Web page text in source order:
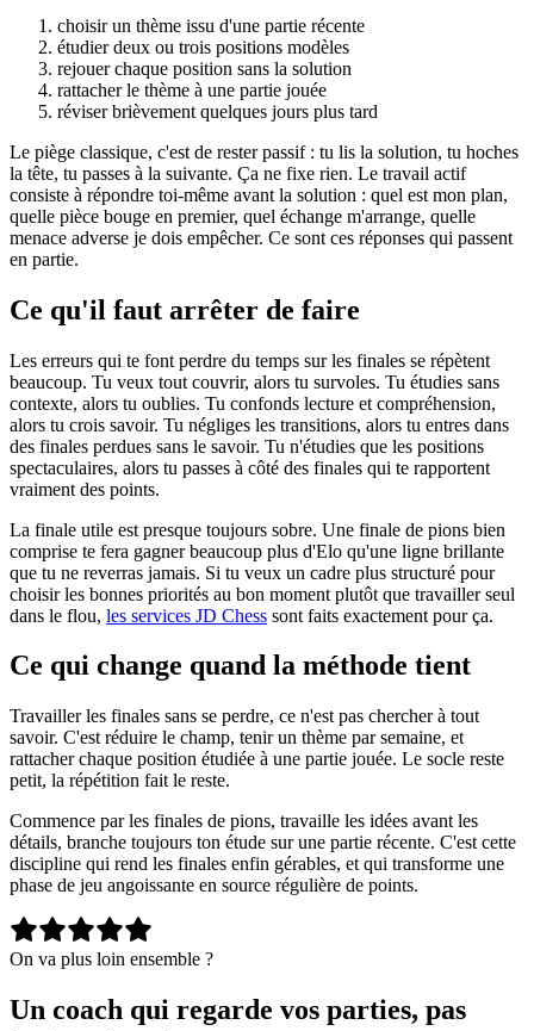
choisir un thème issu d'une partie récente
étudier deux ou trois positions modèles
rejouer chaque position sans la solution
rattacher le thème à une partie jouée
réviser brièvement quelques jours plus tard
Le piège classique, c'est de rester passif : tu lis la solution, tu hoches
la tête, tu passes à la suivante. Ça ne fixe rien. Le travail actif
consiste à répondre toi-même avant la solution : quel est mon plan,
quelle pièce bouge en premier, quel échange m'arrange, quelle
menace adverse je dois empêcher. Ce sont ces réponses qui passent
en partie.
Ce qu'il faut arrêter de faire
Les erreurs qui te font perdre du temps sur les finales se répètent
beaucoup. Tu veux tout couvrir, alors tu survoles. Tu étudies sans
contexte, alors tu oublies. Tu confonds lecture et compréhension,
alors tu crois savoir. Tu négliges les transitions, alors tu entres dans
des finales perdues sans le savoir. Tu n'étudies que les positions
spectaculaires, alors tu passes à côté des finales qui te rapportent
vraiment des points.
La finale utile est presque toujours sobre. Une finale de pions bien
comprise te fera gagner beaucoup plus d'Elo qu'une ligne brillante
que tu ne reverras jamais. Si tu veux un cadre plus structuré pour
choisir les bonnes priorités au bon moment plutôt que travailler seul
dans le flou, les services JD Chess sont faits exactement pour ça.
Ce qui change quand la méthode tient
Travailler les finales sans se perdre, ce n'est pas chercher à tout
savoir. C'est réduire le champ, tenir un thème par semaine, et
rattacher chaque position étudiée à une partie jouée. Le socle reste
petit, la répétition fait le reste.
Commence par les finales de pions, travaille les idées avant les
détails, branche toujours ton étude sur une partie récente. C'est cette
discipline qui rend les finales enfin gérables, et qui transforme une
phase de jeu angoissante en source régulière de points.
On va plus loin ensemble ?
Un coach qui regarde vos parties, pas